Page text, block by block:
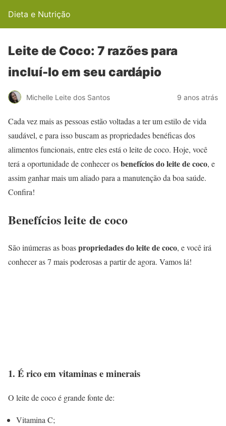
Dieta e Nutrição
Leite de Coco: 7 razões para
incluí-lo em seu cardápio
Michelle Leite dos Santos 9 anos atrás
Cada vez mais as pessoas estão voltadas a ter um estilo de vida
saudável, e para isso buscam as propriedades benéficas dos
alimentos funcionais, entre eles está o leite de coco. Hoje, você
terá a oportunidade de conhecer osbenefícios do leite de coco, e
assim ganhar mais um aliado para a manutenção da boa saúde.
Confira!
Benefícios leite de coco
São inúmeras as boaspropriedades do leite de coco, e você irá
conhecer as 7 mais poderosas a partir de agora. Vamos lá!
1. É rico em vitaminas e minerais
O leite de coco é grande fonte de:
Vitamina C;